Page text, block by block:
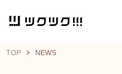
TOP NEWS